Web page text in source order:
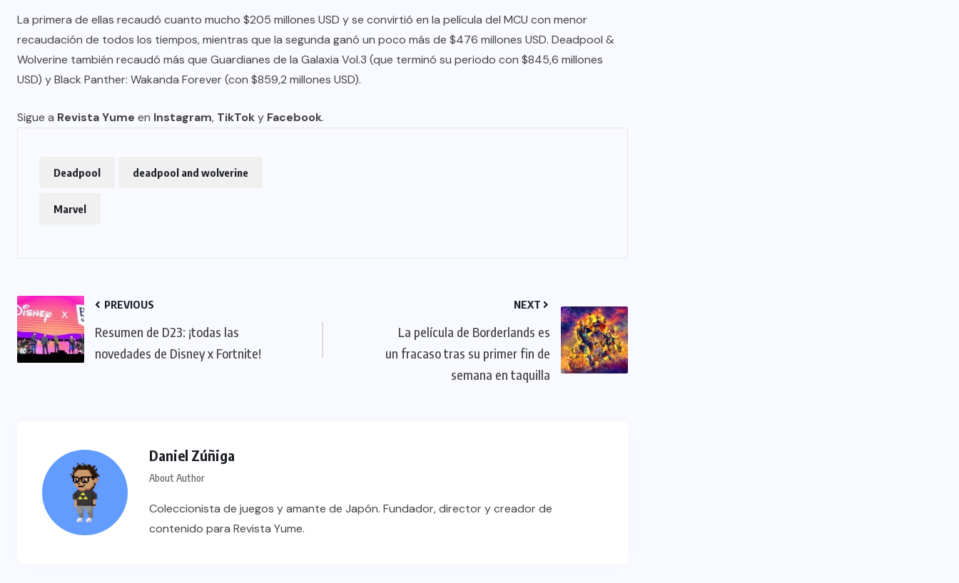
La primera de ellas recaudó cuanto mucho $205 millones USD y se convirtió en la película del MCU con menor
recaudación de todos los tiempos, mientras que la segunda ganó un poco más de $476 millones USD. Deadpool &
Wolverine también recaudó más que Guardianes de la Galaxia Vol.3 (que terminó su periodo con $845,6 millones
USD) y Black Panther: Wakanda Forever (con $859,2 millones USD).
Sigue a Revista Yume en Instagram, TikToky Facebook.
Deadpool deadpool and wolverine
Marvel
PREVIOUS
Resumen de D23: ¡todas las
novedades de Disney x Fortnite!
NEXT
La película de Borderlands es
un fracaso tras su primer fin de
semana en taquilla
Daniel Zúñiga
About Author
Coleccionista de juegos y amante de Japón. Fundador, director y creador de
contenido para Revista Yume.